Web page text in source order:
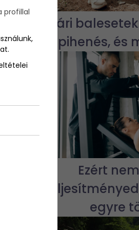
Nyári
pihenés, és
Ezért
egyre
profillal